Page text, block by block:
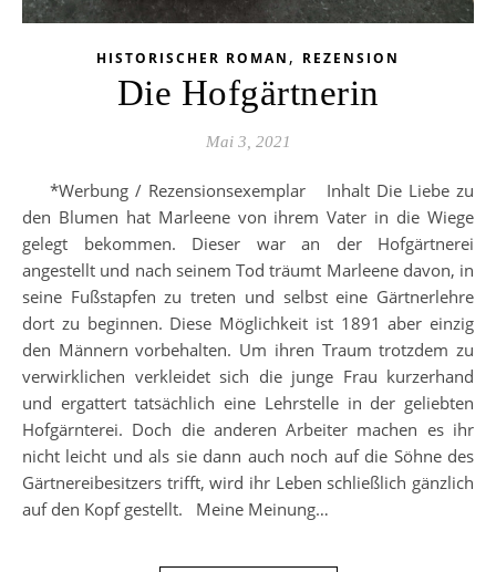
HISTORISCHER ROMAN , REZENSION
Die Hofgärtnerin
Mai 3, 2021
*Werbung / Rezensionsexemplar Inhalt Die Liebe zu
den Blumen hat Marleene von ihrem Vater in die Wiege
gelegt bekommen. Dieser war an der Hofgärtnerei
angestellt und nach seinem Tod träumt Marleene davon, in
seine Fußstapfen zu treten und selbst eine Gärtnerlehre
dort zu beginnen. Diese Möglichkeit ist 1891 aber einzig
den Männern vorbehalten. Um ihren Traum trotzdem zu
verwirklichen verkleidet sich die junge Frau kurzerhand
und ergattert tatsächlich eine Lehrstelle in der geliebten
Hofgärnterei. Doch die anderen Arbeiter machen es ihr
nicht leicht und als sie dann auch noch auf die Söhne des
Gärtnereibesitzers trifft, wird ihr Leben schließlich gänzlich
auf den Kopf gestellt. Meine Meinung…